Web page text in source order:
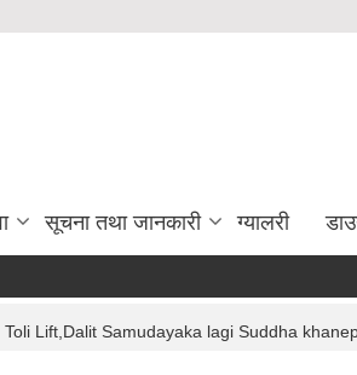
सूचना तथा जानकारी ग्यालरी
Lift,Dalit Samudayaka lagi Suddha